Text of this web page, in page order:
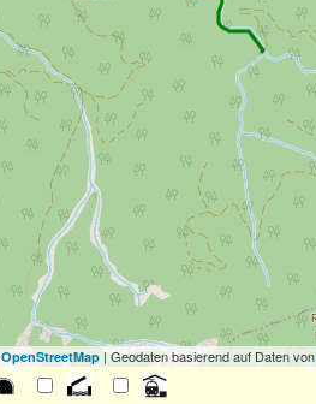
OpenStreetMap| Geodaten basierend auf Daten von